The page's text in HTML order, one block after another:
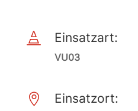
 Einsatzart:
VU03
 Einsatzort: